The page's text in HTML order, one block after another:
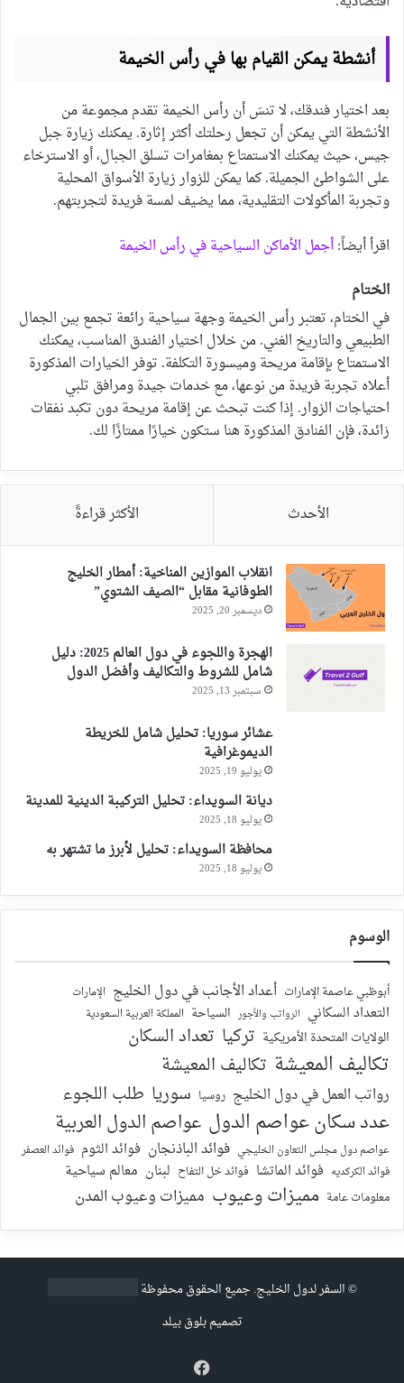
أنشطة يمكن القيام بها في رأس الخيمة
بعد اختيار فندقك، لا تنسَ أن رأس الخيمة تقدم مجموعة من
الأنشطة التي يمكن أن تجعل رحلتك أكثر إثارة. يمكنك زيارة جبل
جيس، حيث يمكنك الاستمتاع بمغامرات تسلق الجبال، أو الاسترخاء
على الشواطئ الجميلة. كما يمكن للزوار زيارة الأسواق المحلية
وتجربة المأكولات التقليدية، مما يضيف لمسة فريدة لتجربتهم.
اقرأ أيضاً:أجمل الأماكن السياحية في رأس الخيمة
الختام
في الختام، تعتبر رأس الخيمة وجهة سياحية رائعة تجمع بين الجمال
الطبيعي والتاريخ الغني. من خلال اختيار الفندق المناسب، يمكنك
الاستمتاع بإقامة مريحة وميسورة التكلفة. توفر الخيارات المذكورة
أعلاه تجربة فريدة من نوعها، مع خدمات جيدة ومرافق تلبي
احتياجات الزوار. إذا كنت تبحث عن إقامة مريحة دون تكبد نفقات
زائدة، فإن الفنادق المذكورة هنا ستكون خيارًا ممتازًا لك.
الأحدث الأكثر قراءةً
انقلاب الموازين المناخية: أمطار الخليج
الطوفانية مقابل “الصيف الشتوي”
ديسمبر 20, 2025
الهجرة واللجوء في دول العالم 2025: دليل
شامل للشروط والتكاليف وأفضل الدول
سبتمبر 13, 2025
عشائر سوريا: تحليل شامل للخريطة
الديموغرافية
يوليو 19, 2025
ديانة السويداء: تحليل التركيبة الدينية للمدينة
يوليو 18, 2025
محافظة السويداء: تحليل لأبرز ما تشتهر به
يوليو 18, 2025
الوسوم
أبوظبي عاصمة الإمارات أعداد الأجانب في دول الخليج الإمارات
التعداد السكاني الرواتب والأجور السياحة المملكة العربية السعودية
الولايات المتحدة الأمريكية تركيا تعداد السكان
تكاليف المعيشة تكاليف المعيشة
رواتب العمل في دول الخليج روسيا سوريا طلب اللجوء
عدد سكان عواصم الدول عواصم الدول العربية
عواصم دول مجلس التعاون الخليجي فوائد الباذنجان فوائد الثوم فوائد العصفر
فوائد الكركديه فوائد الماتشا فوائد خل التفاح لبنان معالم سياحية
معلومات عامة مميزات وعيوب مميزات وعيوب المدن
©السفر لدول الخليج. جميع الحقوق محفوظة
تصميمبلوق بيلد
فيسبوك